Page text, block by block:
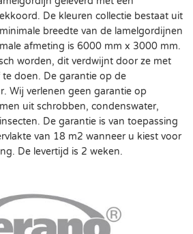
De kleuren collectie bestaat uit
breedte van de lamelgordijnen
afmeting is 6000 mm x 3000 mm.
worden, dit verdwijnt door ze met
doen. De garantie op de
Wij verlenen geen garantie op
uit schrobben, condenswater,
De garantie is van toepassing
van 18 m2 wanneer u kiest voor
De levertijd is 2 weken.